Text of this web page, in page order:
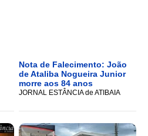
Nota de Falecimento: João
de Ataliba Nogueira Junior
morre aos 84 anos
JORNAL ESTÂNCIA de ATIBAIA